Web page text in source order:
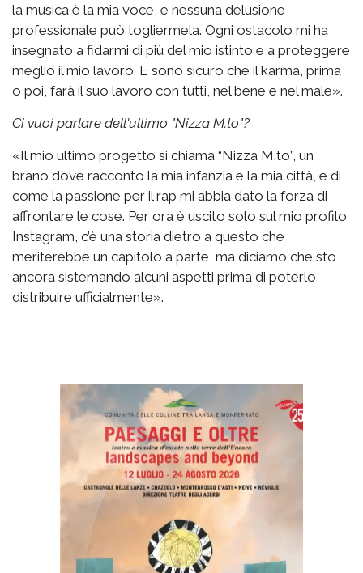
la musica è la mia voce, e nessuna delusione
professionale può togliermela. Ogni ostacolo mi ha
insegnato a fidarmi di più del mio istinto e a proteggere
meglio il mio lavoro. E sono sicuro che il karma, prima
o poi, farà il suo lavoro con tutti, nel bene e nel male».
Ci vuoi parlare dell'ultimo "Nizza M.to"?
«Il mio ultimo progetto si chiama “Nizza M.to”, un
brano dove racconto la mia infanzia e la mia città, e di
come la passione per il rap mi abbia dato la forza di
affrontare le cose. Per ora è uscito solo sul mio profilo
Instagram, c’è una storia dietro a questo che
meriterebbe un capitolo a parte, ma diciamo che sto
ancora sistemando alcuni aspetti prima di poterlo
distribuire ufficialmente».